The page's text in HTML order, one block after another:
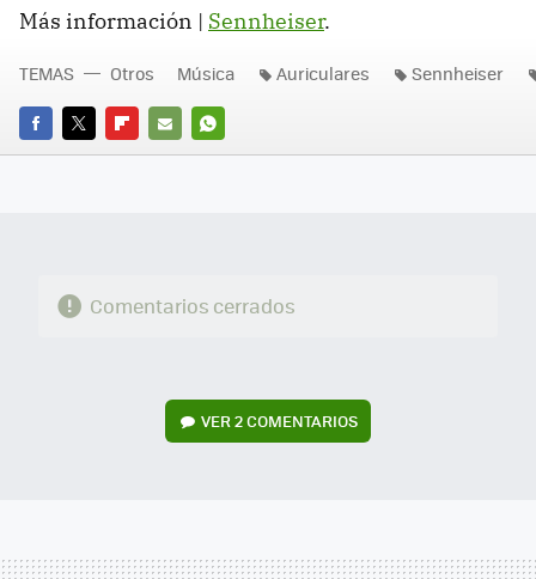
Más información | Sennheiser.
FACEBOOK
TWITTERFLIPBOARD
E-
WHATSAPP
TEMAS Otros Música Auriculares Sennheiser
Comentarios cerrados
VER2 COMENTARIOS